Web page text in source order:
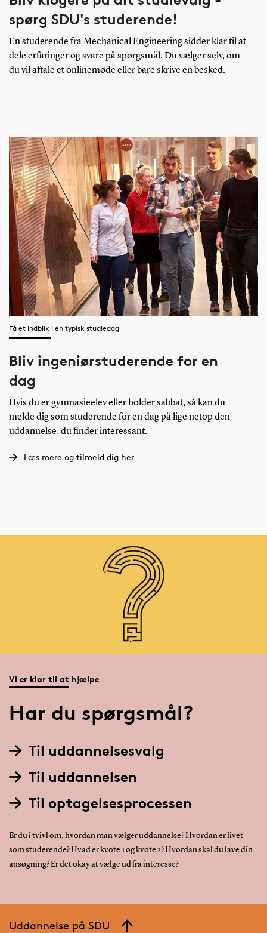
spørg SDU's studerende!
En studerende fra Mechanical Engineering sidder klar til at
dele erfaringer og svare på spørgsmål. Du vælger selv, om
du vil aftale et onlinemøde eller bare skrive en besked.
Få et indblik i en typisk studiedag
Bliv ingeniørstuderende for en
dag
Hvis du er gymnasieelev eller holder sabbat, så kan du
melde dig som studerende for en dag på lige netop den
uddannelse, du finder interessant.
Læs mere og tilmeld dig her
Vi er klar til at hjælpe
Har du spørgsmål?
Til uddannelsesvalg
Til uddannelsen
Til optagelsesprocessen
Er du i tvivl om, hvordan man vælger uddannelse? Hvordan er livet
som studerende? Hvad er kvote 1 og kvote 2? Hvordan skal du lave din
ansøgning? Er det okay at vælge ud fra interesse?
Uddannelse på SDU